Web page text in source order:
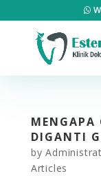
DIGANTI
by
Articles